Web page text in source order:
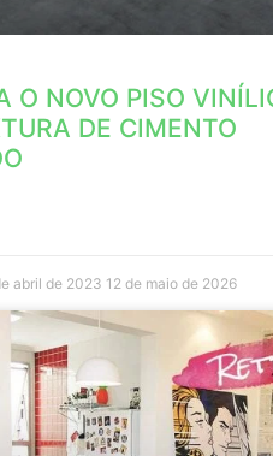
O NOVO PISO
DE CIMENTO
abril de 2023 12 de maio de 2026